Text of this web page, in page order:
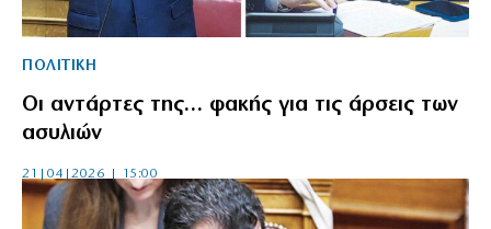
ΠΟΛΙΤΙΚΗ
Οι αντάρτες της… φακής για τις άρσεις των
ασυλιών
21|04|2026 | 15:00